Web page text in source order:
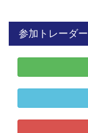
参加トレーダー